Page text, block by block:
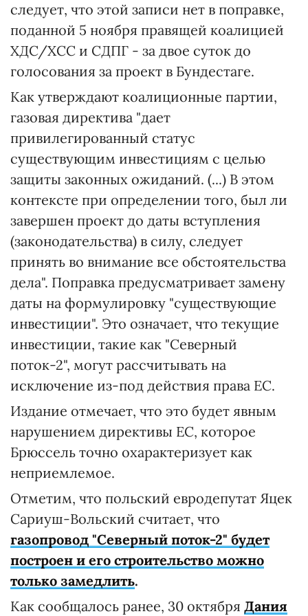
следует, что этой записи нет в поправке,
поданной 5 ноября правящей коалицией
ХДС/ХСС и СДПГ - за двое суток до
голосования за проект в Бундестаге.
Как утверждают коалиционные партии,
газовая директива "дает
привилегированный статус
существующим инвестициям с целью
защиты законных ожиданий. (...) В этом
контексте при определении того, был ли
завершен проект до даты вступления
(законодательства) в силу, следует
принять во внимание все обстоятельства
дела". Поправка предусматривает замену
даты на формулировку "существующие
инвестиции". Это означает, что текущие
инвестиции, такие как "Северный
поток-2", могут рассчитывать на
исключение из-под действия права ЕС.
Издание отмечает, что это будет явным
нарушением директивы ЕС, которое
Брюссель точно охарактеризует как
неприемлемое.
Отметим, что польский евродепутат Яцек
Сариуш-Вольский считает, что
газопровод "Северный поток-2" будет
построен и его строительство можно
только замедлить.
Как сообщалось ранее, 30 октября Дания